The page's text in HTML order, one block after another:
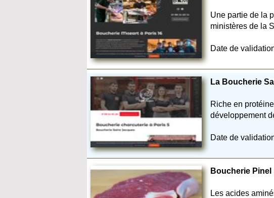
Une partie de la
ministères de la
Date de
La Boucherie
Riche en
développement
Date de
Boucherie
Les acides